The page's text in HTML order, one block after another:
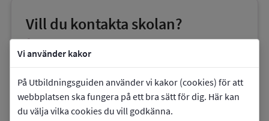
Vi använder kakor
På Utbildningsguiden använder vi kakor (cookies) för att
webbplatsen ska fungera på ett bra sätt för dig. Här kan
du välja vilka cookies du vill godkänna.
Vill du kontakta skolan?
phoneTelefon:0150-57000
mailE-post:
duveholmsgymnasiet@katrineholm.se
link Webbplats: Duveholmsgymnasiet 1